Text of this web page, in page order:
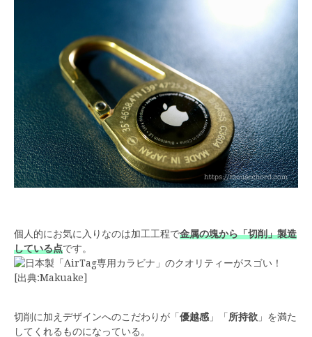
個人的にお気に入りなのは加工工程で金属の塊から「切削」製造
している点です。
[出典:Makuake]
切削に加えデザインへのこだわりが「 優越感 」「 所持欲 」を満た
してくれるものになっている。